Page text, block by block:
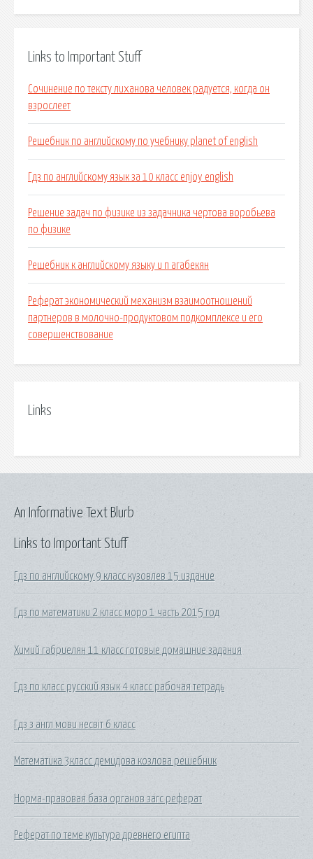
Links to Important Stuff
Сочинение по тексту лиханова человек радуется, когда он
взрослеет
Решебник по английскому по учебнику planet of english
Гдз по английскому язык за 10 класс enjoy english
Решение задач по физике из задачника чертова воробьева
по физике
Решебник к английскому языку и п агабекян
Реферат экономический механизм взаимоотношений
партнеров в молочно-продуктовом подкомплексе и его
совершенствование
Links
Links to Important Stuff
Гдз по английскому 9 класс кузовлев 15 издание
Гдз по математики 2 класс моро 1 часть 2015 год
Химий габриелян 11 класс готовые домашние задания
Гдз по класс русский язык 4 класс рабочая тетрадь
Гдз з англ мови несвіт 6 класс
Математика 3класс демидова козлова решебник
Норма-правовая база органов загс реферат
Реферат по теме культура древнего египта
An Informative Text Blurb